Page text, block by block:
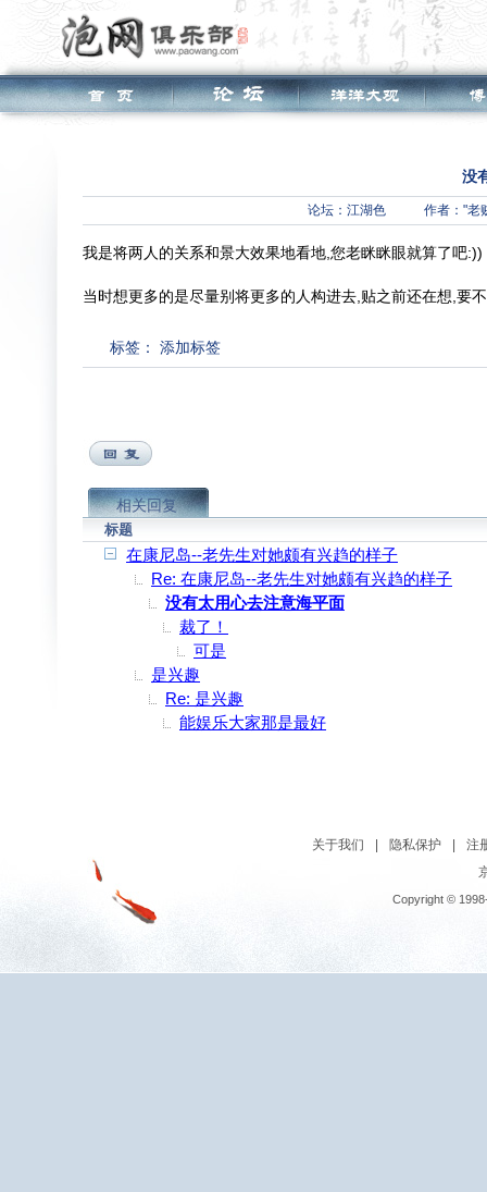
没
论坛： 江湖色 作者："老
我是将两人的关系和景大效果地看地,您老眯眯眼就算了吧:))
当时想更多的是尽量别将更多的人构进去,贴之前还在想,要
标签： 添加标签
相关回复
标题
在康尼岛--老先生对她颇有兴趋的样子
Re: 在康尼岛--老先生对她颇有兴趋的样子
没有太用心去注意海平面
裁了！
可是
是兴趣
Re: 是兴趣
能娱乐大家那是最好
关于我们 隐私保护
注
Copyright ©